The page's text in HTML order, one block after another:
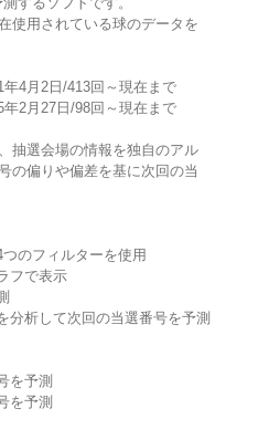
使用されている球のデータを
年4月2日/413回～現在まで
年2月27日/98回～現在まで
抽選会場の情報を独自のアル
の偏りや偏差を基に次回の当
のフィルターを使用
フで表示
分析して次回の当選番号を予測
を予測
を予測